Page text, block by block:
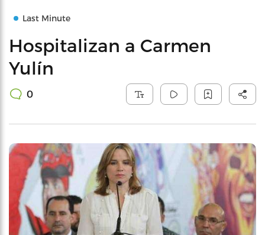
Last Minute
Hospitalizan a Carmen
Yulín
0